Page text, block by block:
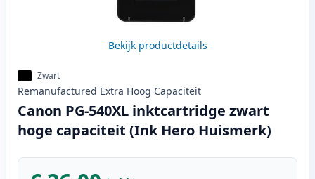
Bekijk productdetails
Zwart
Remanufactured Extra Hoog Capaciteit
Canon PG-540XL inktcartridge zwart
hoge capaciteit (Ink Hero Huismerk)